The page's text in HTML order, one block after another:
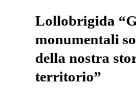
Lollobrigida
monumentali
della nostra
territorio”